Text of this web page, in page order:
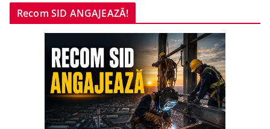
Recom SID ANGAJEAZĂ!